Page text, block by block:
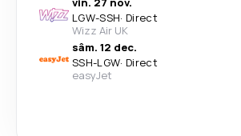
LGW-SSH· Direct
Wizz Air UK
sâm. 12 dec.
SSH-LGW· Direct
easyJet